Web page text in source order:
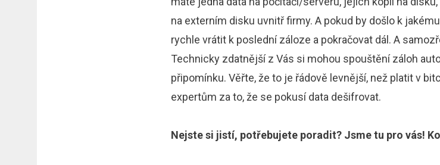
na externím disku uvnitř firmy. A pokud by došlo k
rychle vrátit k poslední záloze a pokračovat dál. A
Technicky zdatnější z Vás si mohou spouštění záloh
připomínku. Věřte, že to je řádově levnější, než platit v
expertům za to, že se pokusí data dešifrovat.
Nejste si jistí, potřebujete poradit? Jsme tu pro vás!